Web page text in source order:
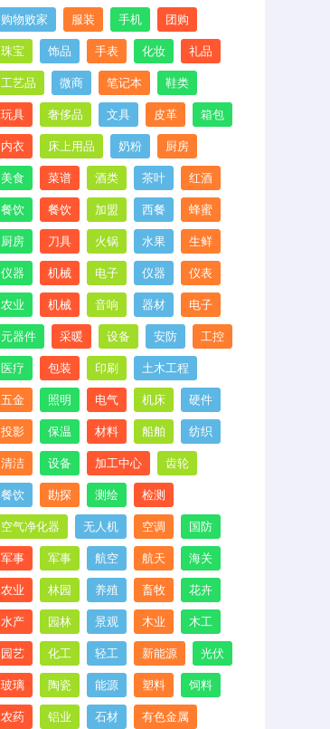
购物败家 服装 手机 团购
珠宝 饰品 手表 化妆 礼品
工艺品 微商 笔记本 鞋类
玩具 奢侈品 文具 皮革 箱包
内衣 床上用品 奶粉 厨房
美食 菜谱 酒类 茶叶 红酒
餐饮 餐饮 加盟 西餐 蜂蜜
厨房 刀具 火锅 水果 生鲜
仪器 机械 电子 仪器 仪表
农业 机械 音响 器材 电子
元器件 采暖 设备 安防 工控
医疗 包装 印刷 土木工程
五金 照明 电气 机床 硬件
投影 保温 材料 船舶 纺织
清洁 设备 加工中心 齿轮
餐饮 勘探 测绘 检测
空气净化器 无人机 空调 国防
军事 军事 航空 航天 海关
农业 林园 养殖 畜牧 花卉
水产 园林 景观 木业 木工
园艺 化工 轻工 新能源 光伏
玻璃 陶瓷 能源 塑料 饲料
农药 铝业 石材 有色金属